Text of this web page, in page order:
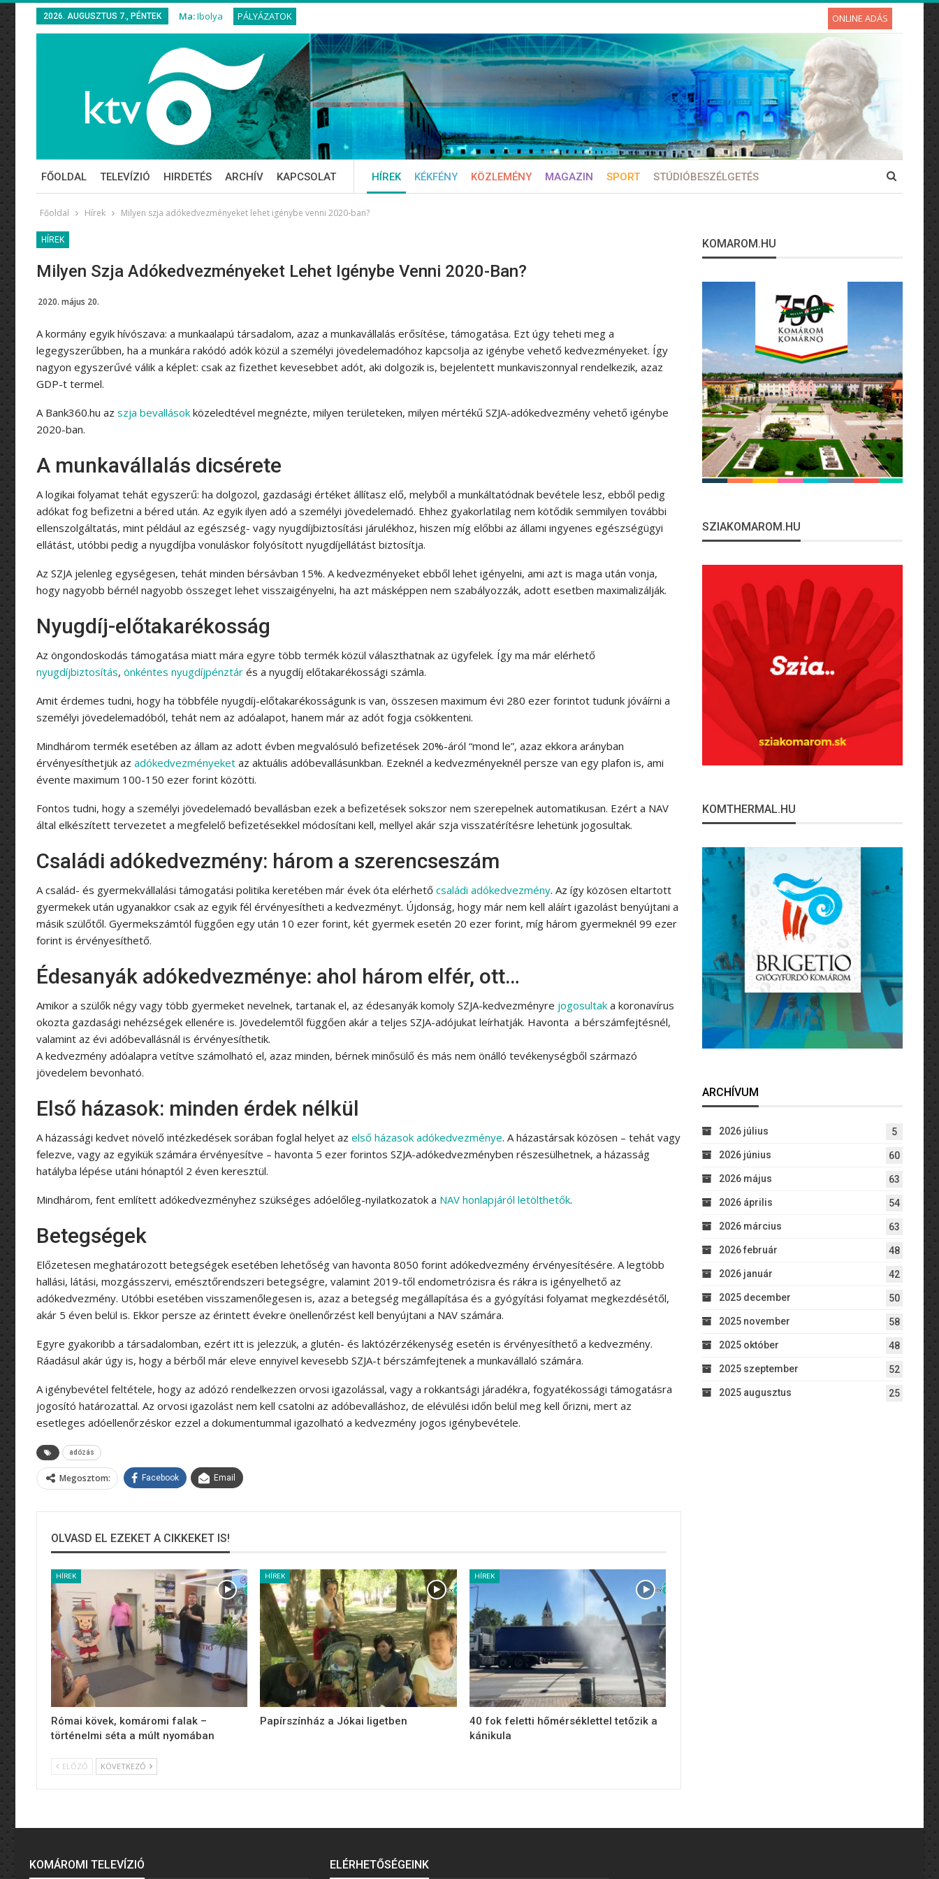
2026. AUGUSZTUS 7., PÉNTEK Ma:Ibolya PÁLYÁZATOK ONLINE ADÁS
FŐOLDAL TELEVÍZIÓ HIRDETÉS ARCHÍV KAPCSOLAT HÍREK KÉKFÉNY KÖZLEMÉNY MAGAZIN SPORT STÚDIÓBESZÉLGETÉS
Főoldal Hírek Milyen szja adókedvezményeket lehet igénybe venni 2020-ban?
HÍREK
Milyen Szja Adókedvezményeket Lehet Igénybe Venni 2020-Ban?
2020. május 20.
A kormány egyik hívószava: a munkaalapú társadalom, azaz a munkavállalás erősítése, támogatása. Ezt úgy teheti meg a
legegyszerűbben, ha a munkára rakódó adók közül a személyi jövedelemadóhoz kapcsolja az igénybe vehető kedvezményeket. Így
nagyon egyszerűvé válik a képlet: csak az fizethet kevesebbet adót, aki dolgozik is, bejelentett munkaviszonnyal rendelkezik, azaz
GDP-t termel.
A Bank360.hu az szja bevallások közeledtével megnézte, milyen területeken, milyen mértékű SZJA-adókedvezmény vehető igénybe
2020-ban.
A munkavállalás dicsérete
A logikai folyamat tehát egyszerű: ha dolgozol, gazdasági értéket állítasz elő, melyből a munkáltatódnak bevétele lesz, ebből pedig
adókat fog befizetni a béred után. Az egyik ilyen adó a személyi jövedelemadó. Ehhez gyakorlatilag nem kötődik semmilyen további
ellenszolgáltatás, mint például az egészség- vagy nyugdíjbiztosítási járulékhoz, hiszen míg előbbi az állami ingyenes egészségügyi
ellátást, utóbbi pedig a nyugdíjba vonuláskor folyósított nyugdíjellátást biztosítja.
Az SZJA jelenleg egységesen, tehát minden bérsávban 15%. A kedvezményeket ebből lehet igényelni, ami azt is maga után vonja,
hogy nagyobb bérnél nagyobb összeget lehet visszaigényelni, ha azt másképpen nem szabályozzák, adott esetben maximalizálják.
Nyugdíj-előtakarékosság
Az öngondoskodás támogatása miatt mára egyre több termék közül választhatnak az ügyfelek. Így ma már elérhető
nyugdíjbiztosítás, önkéntes nyugdíjpénztár és a nyugdíj előtakarékossági számla.
Amit érdemes tudni, hogy ha többféle nyugdíj-előtakarékosságunk is van, összesen maximum évi 280 ezer forintot tudunk jóváírni a
személyi jövedelemadóból, tehát nem az adóalapot, hanem már az adót fogja csökkenteni.
Mindhárom termék esetében az állam az adott évben megvalósuló befizetések 20%-áról “mond le”, azaz ekkora arányban
érvényesíthetjük az adókedvezményeket az aktuális adóbevallásunkban. Ezeknél a kedvezményeknél persze van egy plafon is, ami
évente maximum 100-150 ezer forint közötti.
Fontos tudni, hogy a személyi jövedelemadó bevallásban ezek a befizetések sokszor nem szerepelnek automatikusan. Ezért a NAV
által elkészített tervezetet a megfelelő befizetésekkel módosítani kell, mellyel akár szja visszatérítésre lehetünk jogosultak.
Családi adókedvezmény: három a szerencseszám
A család- és gyermekvállalási támogatási politika keretében már évek óta elérhető családi adókedvezmény. Az így közösen eltartott
gyermekek után ugyanakkor csak az egyik fél érvényesítheti a kedvezményt. Újdonság, hogy már nem kell aláírt igazolást benyújtani a
másik szülőtől. Gyermekszámtól függően egy után 10 ezer forint, két gyermek esetén 20 ezer forint, míg három gyermeknél 99 ezer
forint is érvényesíthető.
Édesanyák adókedvezménye: ahol három elfér, ott…
Amikor a szülők négy vagy több gyermeket nevelnek, tartanak el, az édesanyák komoly SZJA-kedvezményre jogosultak a koronavírus
okozta gazdasági nehézségek ellenére is. Jövedelemtől függően akár a teljes SZJA-adójukat leírhatják. Havonta a bérszámfejtésnél,
valamint az évi adóbevallásnál is érvényesíthetik.
A kedvezmény adóalapra vetítve számolható el, azaz minden, bérnek minősülő és más nem önálló tevékenységből származó
jövedelem bevonható.
Első házasok: minden érdek nélkül
A házassági kedvet növelő intézkedések sorában foglal helyet az első házasok adókedvezménye. A házastársak közösen – tehát vagy
felezve, vagy az egyikük számára érvényesítve – havonta 5 ezer forintos SZJA-adókedvezményben részesülhetnek, a házasság
hatályba lépése utáni hónaptól 2 éven keresztül.
Mindhárom, fent említett adókedvezményhez szükséges adóelőleg-nyilatkozatok a NAV honlapjáról letölthetők.
Betegségek
Előzetesen meghatározott betegségek esetében lehetőség van havonta 8050 forint adókedvezmény érvényesítésére. A legtöbb
hallási, látási, mozgásszervi, emésztőrendszeri betegségre, valamint 2019-től endometrózisra és rákra is igényelhető az
adókedvezmény. Utóbbi esetében visszamenőlegesen is, azaz a betegség megállapítása és a gyógyítási folyamat megkezdésétől,
akár 5 éven belül is. Ekkor persze az érintett évekre önellenőrzést kell benyújtani a NAV számára.
Egyre gyakoribb a társadalomban, ezért itt is jelezzük, a glutén- és laktózérzékenység esetén is érvényesíthető a kedvezmény.
Ráadásul akár úgy is, hogy a bérből már eleve ennyivel kevesebb SZJA-t bérszámfejtenek a munkavállaló számára.
A igénybevétel feltétele, hogy az adózó rendelkezzen orvosi igazolással, vagy a rokkantsági járadékra, fogyatékossági támogatásra
jogosító határozattal. Az orvosi igazolást nem kell csatolni az adóbevalláshoz, de elévülési időn belül meg kell őrizni, mert az
esetleges adóellenőrzéskor ezzel a dokumentummal igazolható a kedvezmény jogos igénybevétele.
adózás
Megosztom: Facebook Email
OLVASD EL EZEKET A CIKKEKET IS!
HÍREK
Római kövek, komáromi falak –
történelmi séta a múlt nyomában
HÍREK
Papírszínház a Jókai ligetben
HÍREK
40 fok feletti hőmérséklettel tetőzik a
kánikula
ELŐZŐ KÖVETKEZŐ
KOMAROM.HU
SZIAKOMAROM.HU
KOMTHERMAL.HU
ARCHÍVUM
2026 július 5
2026 június 60
2026 május 63
2026 április 54
2026 március 63
2026 február 48
2026 január 42
2025 december 50
2025 november 58
2025 október 48
2025 szeptember 52
2025 augusztus 25
KOMÁROMI TELEVÍZIÓ ELÉRHETŐSÉGEINK